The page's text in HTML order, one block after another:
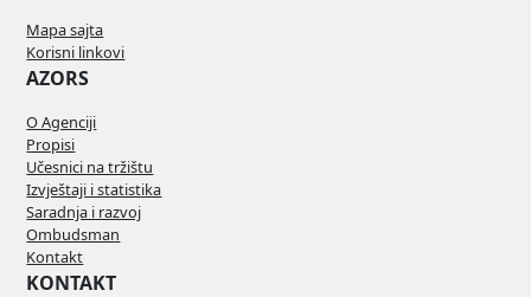
Mapa sajta
Korisni linkovi
AZORS
O Agenciji
Propisi
Učesnici na tržištu
Izvještaji i statistika
Saradnja i razvoj
Ombudsman
Kontakt
KONTAKT